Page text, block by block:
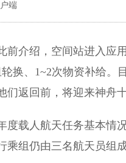
端
绍，空间站进入应用
换、1~2次物资补给。
返回前，将迎来神舟
人航天任务基本情
乘组仍由三名航天员组